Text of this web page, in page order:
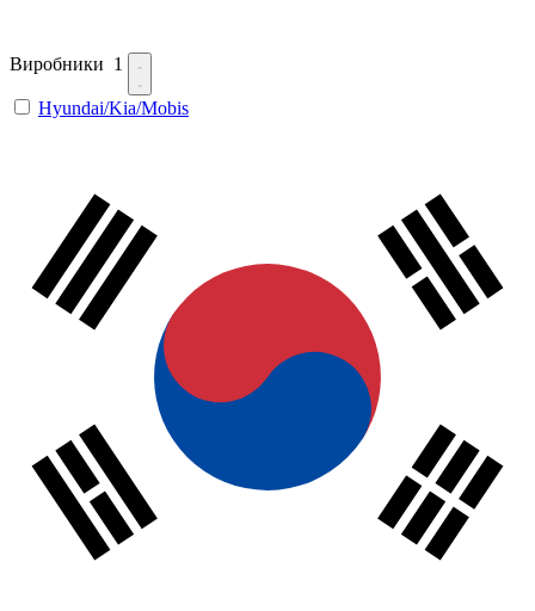
Виробники 1
Hyundai/Kia/Mobis